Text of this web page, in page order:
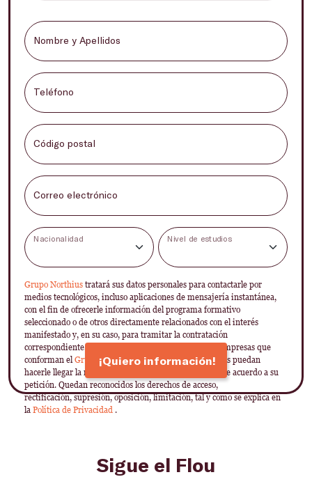
Nombre y Apellidos
Teléfono
Código postal
Correo electrónico
Nacionalidad Nivel de estudios
Grupo Northius tratará sus datos personales para contactarle por
medios tecnológicos, incluso aplicaciones de mensajería instantánea,
con el fin de ofrecerle información del programa formativo
seleccionado o de otros directamente relacionados con el interés
manifestado y, en su caso, para tramitar la contratación
correspondiente. Compartiremos su solicitud con las empresas que
conforman elGrupo Northius, con el objeto de que estas puedan
hacerle llegar la mejor oferta de productos y servicios de acuerdo a su
petición. Quedan reconocidos los derechos de acceso,
rectificación, supresión, oposición, limitación, tal y como se explica en
la Política de Privacidad .
¡Quiero información!
Sigue el Flou